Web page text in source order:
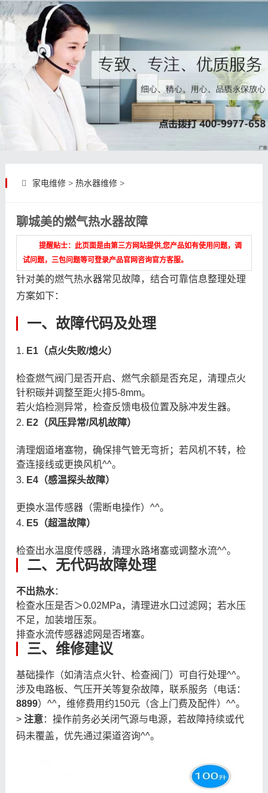
家电维修> 热水器维修>
聊城美的燃气热水器故障
提醒贴士：此页面是由第三方网站提供,您产品如有使用问题，调
试问题，三包问题等可登录产品官网咨询官方客服。
针对美的燃气热水器常见故障，结合可靠信息整理处理
方案如下：
一、故障代码及处理
1. E1（点火失败/熄火）
检查燃气阀门是否开启、燃气余额是否充足，清理点火
针积碳并调整至距火排5-8mm。
若火焰检测异常，检查反馈电极位置及脉冲发生器。
2. E2（风压异常/风机故障）
清理烟道堵塞物，确保排气管无弯折；若风机不转，检
查连接线或更换风机^^。
3. E4（感温探头故障）
更换水温传感器（需断电操作）^^。
4. E5（超温故障）
检查出水温度传感器，清理水路堵塞或调整水流^^。
二、无代码故障处理
不出热水：
检查水压是否＞0.02MPa，清理进水口过滤网；若水压
不足，加装增压泵。
排查水流传感器滤网是否堵塞。
三、维修建议
基础操作（如清洁点火针、检查阀门）可自行处理^^。
涉及电路板、气压开关等复杂故障，联系服务（电话：
8899）^^，维修费用约150元（含上门费及配件）^^。
> 注意：操作前务必关闭气源与电源，若故障持续或代
码未覆盖，优先通过渠道咨询^^。